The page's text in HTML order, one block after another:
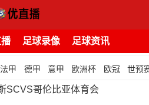
足球录像 足球资讯
法甲 德甲 意甲 欧洲杯 欧冠 世预
SCVS哥伦比亚体育会